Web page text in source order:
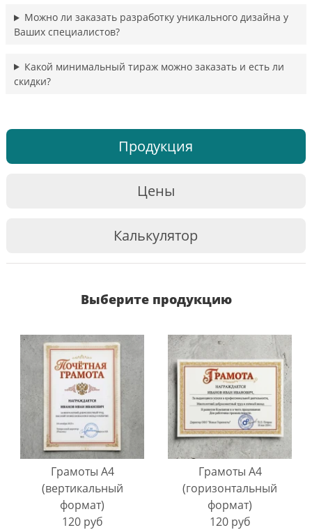
Можно ли заказать разработку уникального дизайна у
Ваших специалистов?
Какой минимальный тираж можно заказать и есть ли
скидки?
Продукция
Цены
Калькулятор
Выберите продукцию
Грамоты A4
(вертикальный
формат)
120 руб
Грамоты A4
(горизонтальный
формат)
120 руб